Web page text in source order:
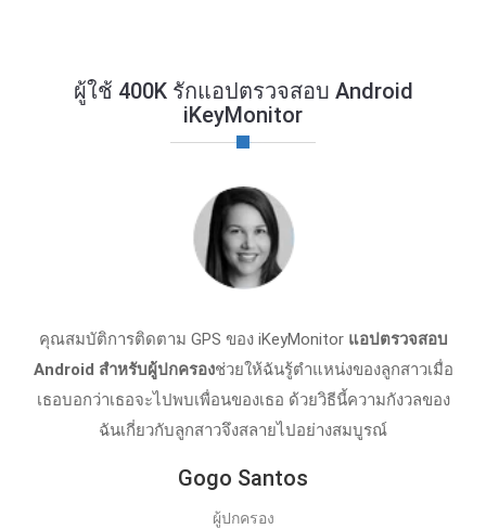
ผู้ใช้ 400K รักแอปตรวจสอบ Android
iKeyMonitor
คุณสมบัติการติดตาม GPS ของ iKeyMonitor แอปตรวจสอบ
Android สําหรับผู้ปกครองช่วยให้ฉันรู้ตําแหน่งของลูกสาวเมื่อ
เธอบอกว่าเธอจะไปพบเพื่อนของเธอ ด้วยวิธีนี้ความกังวลของ
ฉันเกี่ยวกับลูกสาวจึงสลายไปอย่างสมบูรณ์
Gogo Santos
ผู้ปกครอง